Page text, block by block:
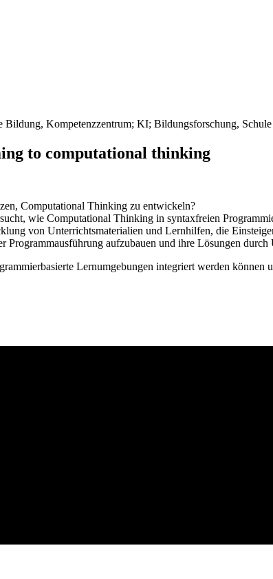
to computational thinking
Computational Thinking zu entwickeln?
wie Computational Thinking in syntaxfreien
von Unterrichtsmaterialien und Lernhilfen, die
Programmausführung aufzubauen und ihre Lösungen
Lernumgebungen integriert werden